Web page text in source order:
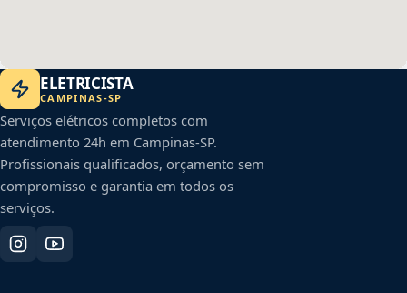
ELETRICISTA
CAMPINAS-SP
Serviços elétricos completos com
atendimento 24h em Campinas-SP.
Profissionais qualificados, orçamento sem
compromisso e garantia em todos os
serviços.